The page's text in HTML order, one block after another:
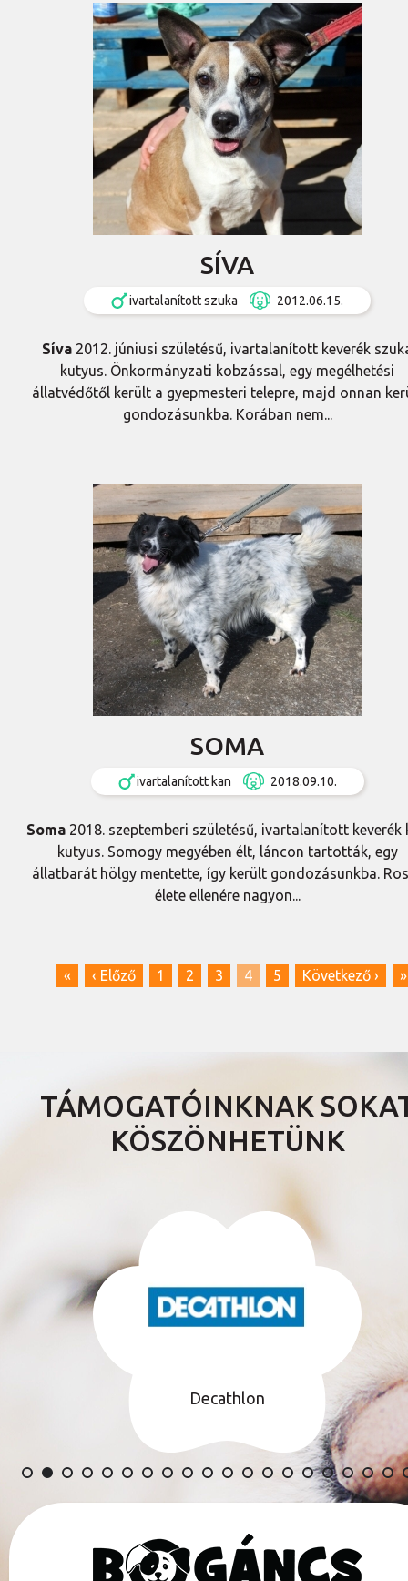
SÍVA
ivartalanított szuka 2012.06.15.
Síva 2012. júniusi születésű, ivartalanított keverék
kutyus. Önkormányzati kobzással, egy megélhetési
állatvédőtől került a gyepmesteri telepre, majd onnan
gondozásunkba. Korában nem...
SOMA
ivartalanított kan 2018.09.10.
Soma2018. szeptemberi születésű, ivartalanított keverék
kutyus. Somogy megyében élt, láncon tartották, egy
állatbarát hölgy mentette, így került gondozásunkba.
élete ellenére nagyon...
« ‹ Előző 1 2 3 4 5 Következő › »
TÁMOGATÓINKNAK
KÖSZÖNHETÜNK
Megyei Jogú Város
TÁMOGATÓINK TELJES LISTÁJA